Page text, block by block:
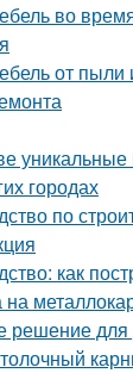
во
от
городах
по
как
решение